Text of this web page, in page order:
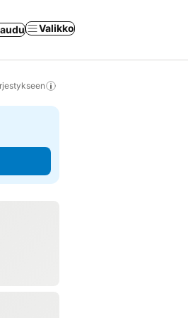
Valikko